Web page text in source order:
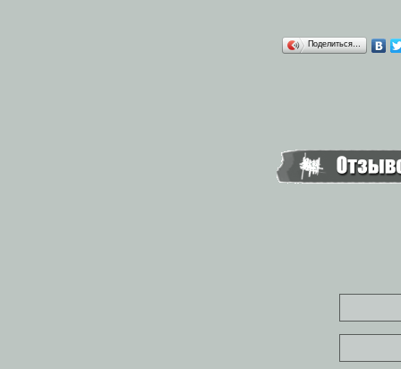
Поделиться…